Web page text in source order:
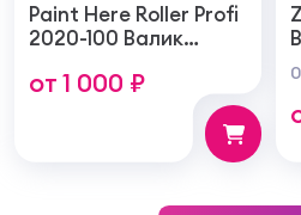
Paint Here Roller Profi
2020-100 Валик
тонкую гладкую
структуру покрытия
от 1 000 ₽